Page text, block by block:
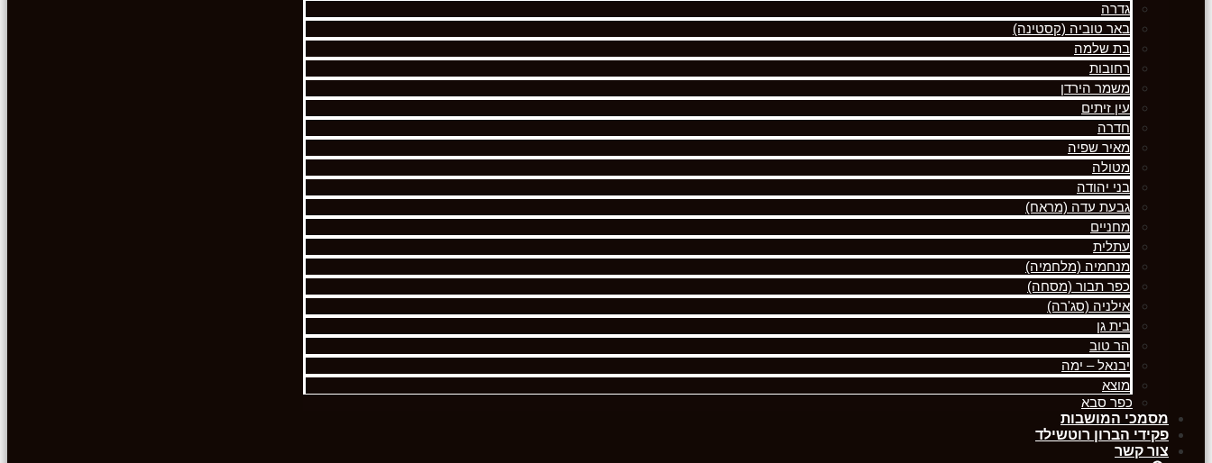
גדרה
באר טוביה (קסטינה)
בת שלמה
רחובות
משמר הירדן
עין זיתים
חדרה
מאיר שפיה
מטולה
בני יהודה
גבעת עדה (מראח)
מחניים
עתלית
מנחמיה (מלחמיה)
כפר תבור (מסחה)
אילניה (סג'רה)
בית גן
הר טוב
יבנאל – ימה
מוצא
כפר סבא
מסמכי המושבות
פקידי הברון רוטשילד
צור קשר